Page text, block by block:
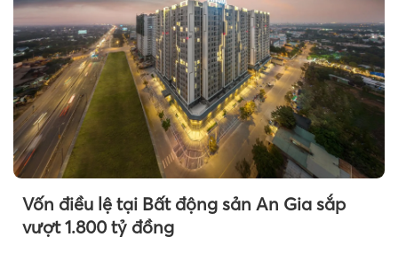
Vốn điều lệ tại Bất động sản An Gia sắp
vượt 1.800 tỷ đồng